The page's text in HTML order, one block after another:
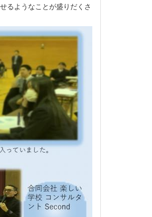
るようなことが盛りだくさ